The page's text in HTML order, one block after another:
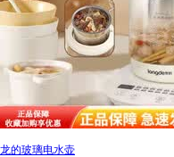
龙的玻璃电水壶